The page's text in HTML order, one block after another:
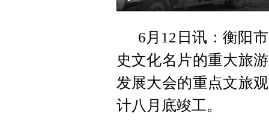
Play
6月12日讯：衡阳
史文化名片的重大旅
发展大会的重点文旅
计八月底竣工。